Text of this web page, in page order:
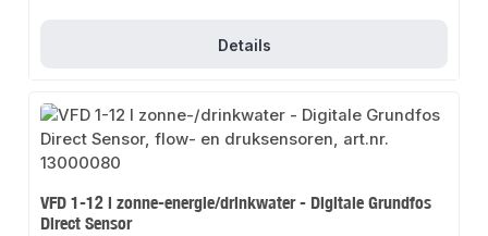
Details
VFD 1-12 l zonne-energie/drinkwater - Digitale Grundfos
Direct Sensor